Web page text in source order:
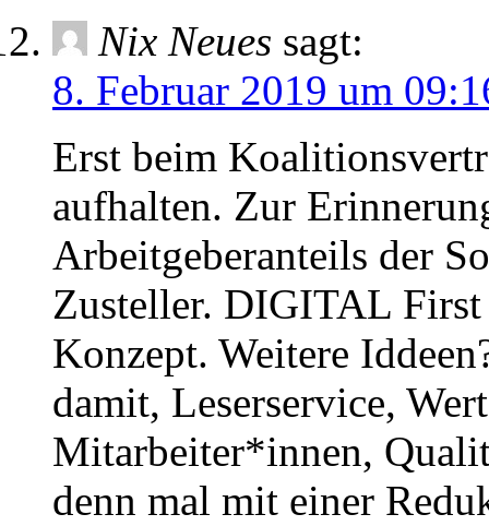
Nix Neues sagt:
8. Februar 2019 um
Erst beim
aufhalten. Zur
Arbeitgeberanteils der
Zusteller. DIGITAL
Konzept. Weitere
damit, Leserservice,
Mitarbeiter*innen,
denn mal mit einer